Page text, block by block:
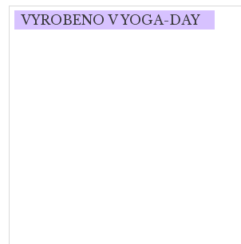
VYROBENO V YOGA-DAY